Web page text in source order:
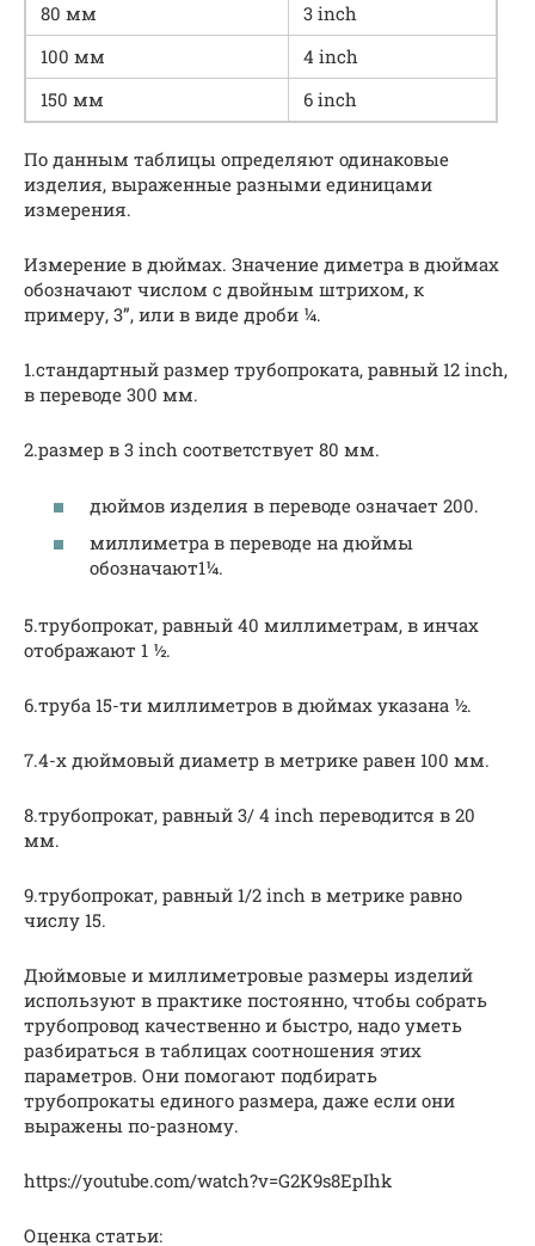
80 мм
3 inch
100 мм
4 inch
150 мм
6 inch
По данным таблицы определяют одинаковые
изделия, выраженные разными единицами
измерения.
Измерение в дюймах. Значение диметра в дюймах
обозначают числом с двойным штрихом, к
примеру, 3”, или в виде дроби ¼.
1.стандартный размер трубопроката, равный 12 inch,
в переводе 300 мм.
2.размер в 3 inch соответствует 80 мм.
дюймов изделия в переводе означает 200.
миллиметра в переводе на дюймы
обозначают1¼.
5.трубопрокат, равный 40 миллиметрам, в инчах
отображают 1 ½.
6.труба 15-ти миллиметров в дюймах указана ½.
7.4-х дюймовый диаметр в метрике равен 100 мм.
8.трубопрокат, равный 3/ 4 inch переводится в 20
мм.
9.трубопрокат, равный 1/2 inch в метрике равно
числу 15.
Дюймовые и миллиметровые размеры изделий
используют в практике постоянно, чтобы собрать
трубопровод качественно и быстро, надо уметь
разбираться в таблицах соотношения этих
параметров. Они помогают подбирать
трубопрокаты единого размера, даже если они
выражены по-разному.
https://youtube.com/watch?v=G2K9s8EpIhk
Оценка статьи: